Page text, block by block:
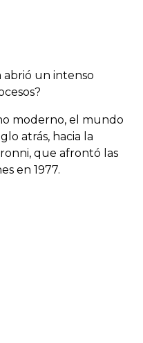
abrió un intenso
moderno, el mundo
atrás, hacia la
que afrontó las
en 1977.